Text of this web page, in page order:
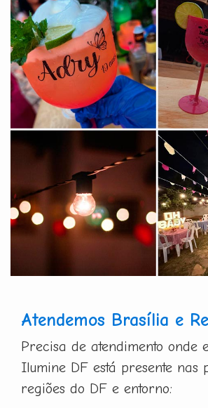
Atendemos Brasília e
Precisa de atendimento onde
Ilumine DF está presente nas
regiões do DF e entorno: